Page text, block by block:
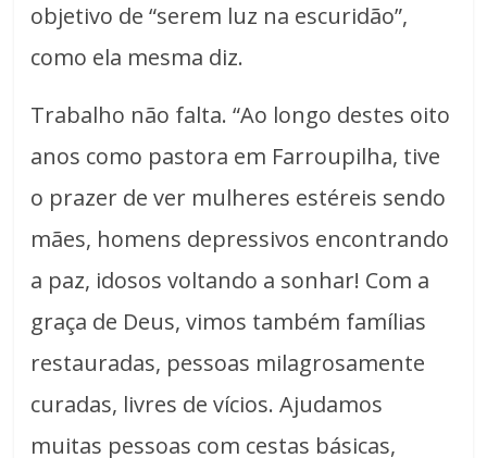
objetivo de “serem luz na escuridão”,
como ela mesma diz.
Trabalho não falta. “Ao longo destes oito
anos como pastora em Farroupilha, tive
o prazer de ver mulheres estéreis sendo
mães, homens depressivos encontrando
a paz, idosos voltando a sonhar! Com a
graça de Deus, vimos também famílias
restauradas, pessoas milagrosamente
curadas, livres de vícios. Ajudamos
muitas pessoas com cestas básicas,